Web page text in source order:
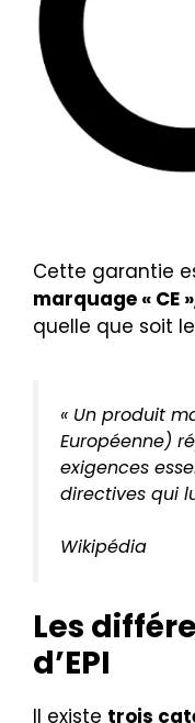
Cette garantie
marquage « CE »
quelle que soit
« Un produit
Européenne)
exigences
directives qui
Wikipédia
Les
d’EPI
Il existe trois